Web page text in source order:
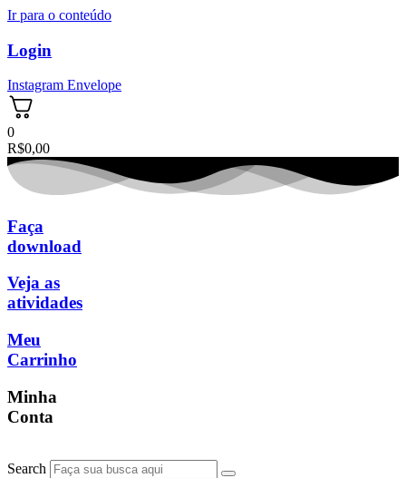
Ir para o conteúdo
Login
Instagram Envelope
0
R$0,00
Faça
download
Veja as
atividades
Meu
Carrinho
Minha
Conta
Search